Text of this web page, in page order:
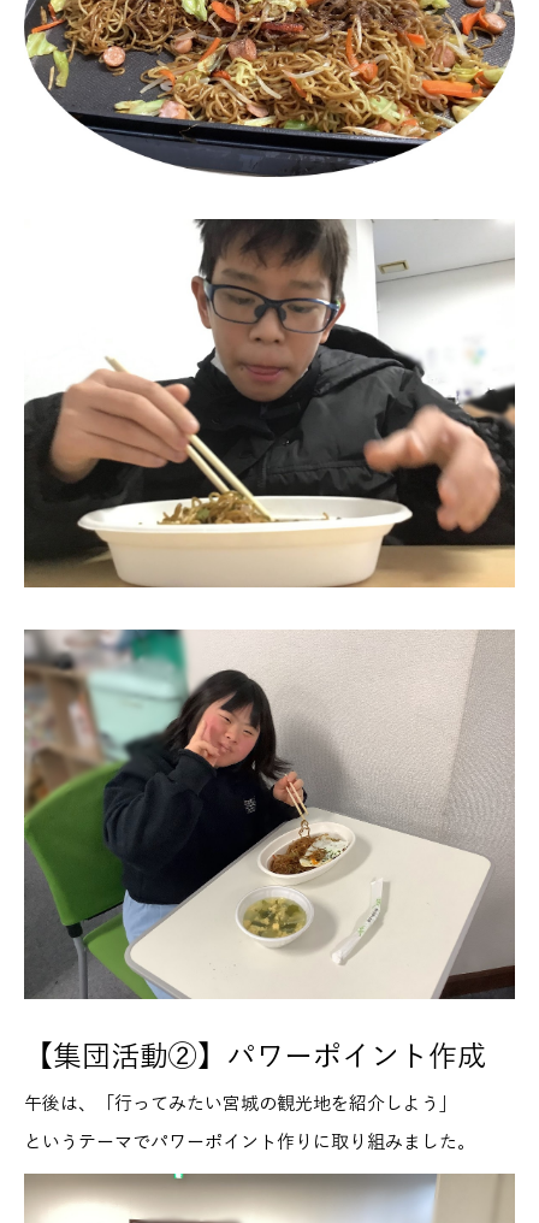
【集団活動②】パワーポイント作成
午後は、「行ってみたい宮城の観光地を紹介しよう」
というテーマでパワーポイント作りに取り組みました。